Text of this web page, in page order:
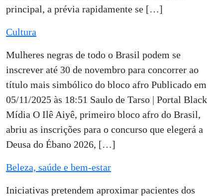
principal, a prévia rapidamente se […]
Cultura
Mulheres negras de todo o Brasil podem se
inscrever até 30 de novembro para concorrer ao
título mais simbólico do bloco afro Publicado em
05/11/2025 às 18:51 Saulo de Tarso | Portal Black
Mídia O Ilê Aiyê, primeiro bloco afro do Brasil,
abriu as inscrições para o concurso que elegerá a
Deusa do Ébano 2026, […]
Beleza, saúde e bem-estar
Iniciativas pretendem aproximar pacientes dos